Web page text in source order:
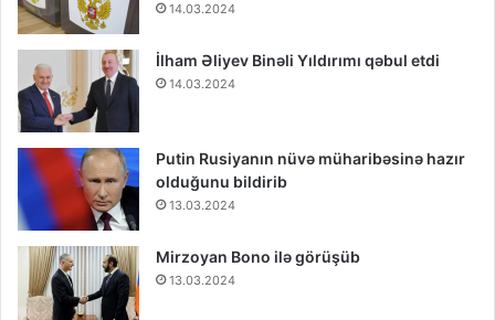
14.03.2024
İlham Əliyev Binəli Yıldırımı qəbul etdi
14.03.2024
Putin Rusiyanın nüvə müharibəsinə hazır
olduğunu bildirib
13.03.2024
Mirzoyan Bono ilə görüşüb
13.03.2024